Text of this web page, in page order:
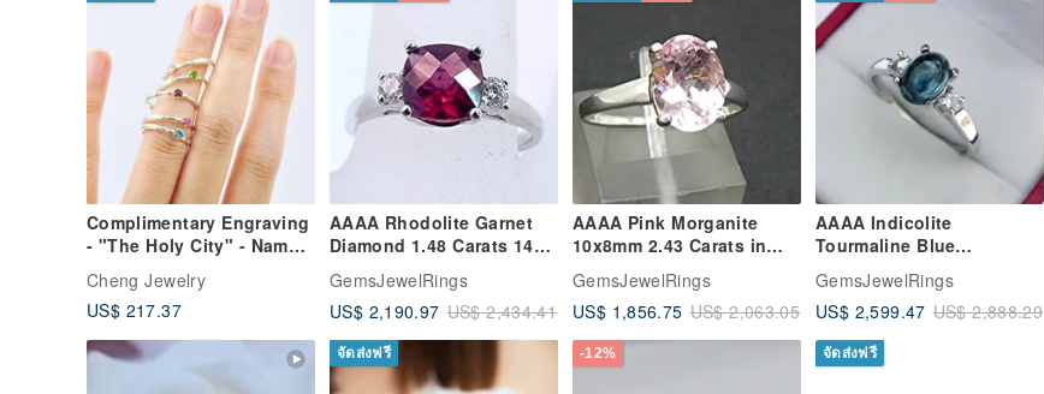
Complimentary Engraving
- "The Holy City" - Name
of the Colonnade - 14K
Gold Setting Gemstone
Silver Ring _ Five Styles
Cheng Jewelry
US$ 217.37
AAAA Rhodolite Garnet
Diamond 1.48 Carats 14K
white gold ring 0731
MMMM
GemsJewelRings
US$ 2,190.97 US$ 2,434.41
AAAA Pink Morganite
10x8mm 2.43 Carats in
14K White gold
engagement ring
GemsJewelRings
US$ 1,856.75 US$ 2,063.05
AAAA Indicolite
Tourmaline Blue
cabochon 8x6mm 1.32
Carats with 18 cts of
Diamon
GemsJewelRings
US$ 2,599.47 US$ 2,888.29
จัดส่งฟรี -12% จัดส่งฟรี